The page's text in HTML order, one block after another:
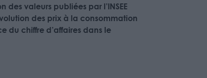
valeurs publiées par l’INSEE
des prix à la consommation
du chiffre d’affaires dans le